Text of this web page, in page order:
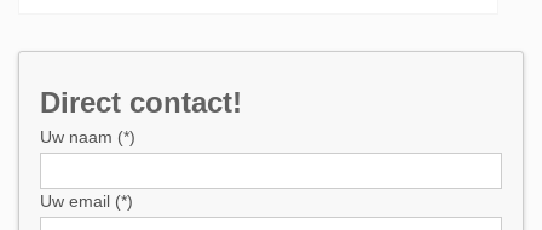
Direct contact!
Uw naam (*)
Uw email (*)